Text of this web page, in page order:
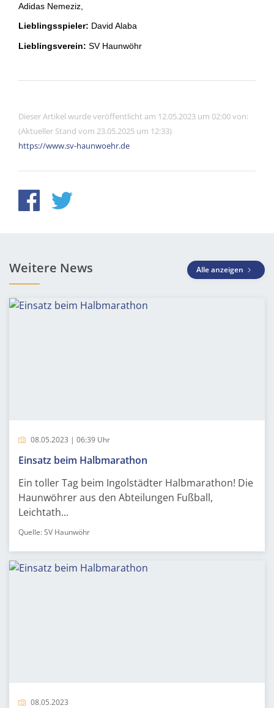
Adidas Nemeziz,
Lieblingsspieler: David Alaba
Lieblingsverein: SV Haunwöhr
Dieser Artikel wurde veröffentlicht am 12.05.2023 um 02:00 von:
(Aktueller Stand vom 23.05.2025 um 12:33)
https://www.sv-haunwoehr.de
Weitere News Alle anzeigen
08.05.2023 | 06:39 Uhr
Einsatz beim Halbmarathon
Ein toller Tag beim Ingolstädter Halbmarathon! Die
Haunwöhrer aus den Abteilungen Fußball,
Leichtath...
Quelle: SV Haunwöhr
08.05.2023